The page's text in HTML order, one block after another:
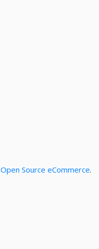
Open Source eCommerce.